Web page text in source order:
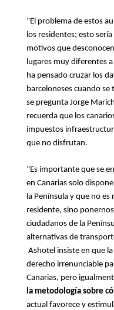
“El problema de estos
los residentes; esto
motivos que
lugares muy diferentes
ha pensado cruzar los
barceloneses cuando se
se pregunta Jorge
recuerda que los
impuestos
que no disfrutan.
“Es importante que se
en Canarias solo
la Península y que no
residente, sino
ciudadanos de la
alternativas de
Ashotel insiste en que
derecho irrenunciable
Canarias, pero
la metodología sobre
actual favorece y